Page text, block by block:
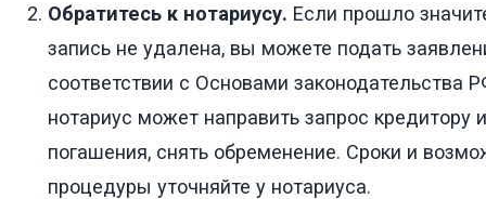
Обратитесь к нотариусу. Если прошло
запись не удалена, вы можете подать
соответствии с Основами законодательства
нотариус может направить запрос кредитору
погашения, снять обременение. Сроки и
процедуры уточняйте у нотариуса.